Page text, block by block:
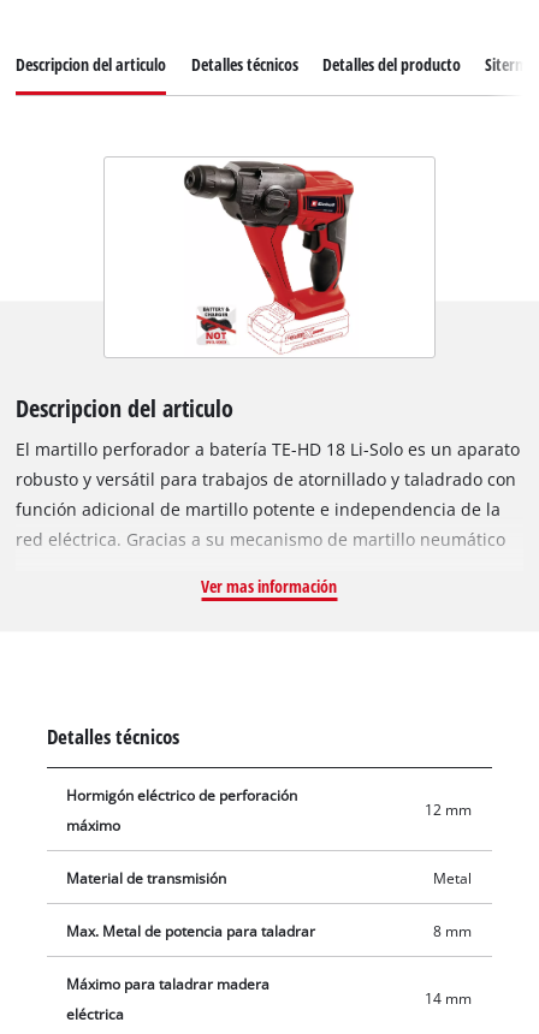
Descripcion del articulo Detalles técnicos Detalles del producto
Descripcion del articulo
El martillo perforador a batería TE-HD 18 Li-Solo es un aparato
robusto y versátil para trabajos de atornillado y taladrado con
función adicional de martillo potente e independencia de la
red eléctrica. Gracias a su mecanismo de martillo neumático
hormigón. Gracias a su mango ergonómico con empuñadura
trabajo proporcionan una mayor comodidad de manejo.
cambiarse en el portabrocas automático SDS-Plus
alta velocidad de 30 minutos permite cargar rápidamente la
potente batería de 18 voltios, que puede utilizarse para otros
dispositivos de la familia Power X-Change. Gracias a la
tecnología de iones de litio, estas baterías ya no se descargan
por sí solas, y los aparatos siguen siendo pequeños, ligeros y
manejables. La batería recargable dispone de un indicador
Ver mas información
Detalles técnicos
Hormigón eléctrico de perforación
máximo
12 mm
Material de transmisión Metal
Max. Metal de potencia para taladrar 8 mm
Máximo para taladrar madera
eléctrica
14 mm